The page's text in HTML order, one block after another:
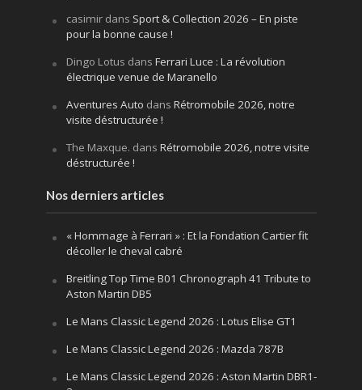
casimirdans Sport & Collection 2026 – En piste
pour la bonne cause !
Dingo Lotus dans Ferrari Luce : La révolution
électrique venue de Maranello
Aventures Auto dans Rétromobile 2026, notre
visite déstructurée !
The Maxque. dans Rétromobile 2026, notre visite
déstructurée !
Nos derniers articles
« Hommage à Ferrari » : Et la Fondation Cartier fit
décoller le cheval cabré
Breitling Top Time B01 Chronograph 41 Tribute to
Aston Martin DB5
Le Mans Classic Legend 2026 : Lotus Elise GT1
Le Mans Classic Legend 2026 : Mazda 787B
Le Mans Classic Legend 2026 : Aston Martin DBR1-